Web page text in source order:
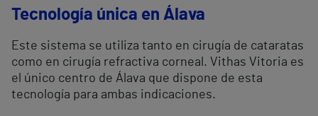
Tecnología única en Álava
Este sistema se utiliza tanto en cirugía de cataratas
como en cirugía refractiva corneal. Vithas Vitoria es
el único centro de Álava que dispone de esta
tecnología para ambas indicaciones.